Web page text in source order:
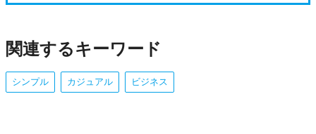
関連するキーワード
シンプル カジュアル ビジネス